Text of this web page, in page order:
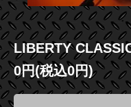
LIBERTY
0円(税込0円)